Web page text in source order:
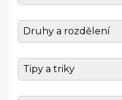
Druhy a rozdělení
Tipy a triky